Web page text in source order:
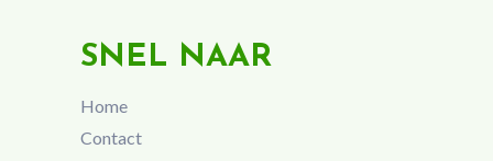
SNEL NAAR
Home
Contact